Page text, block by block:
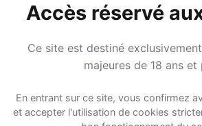
Accès réservé
Ce site est destiné
majeures de 18 ans et
En entrant sur ce site, vous confirmez
et accepter l'utilisation de cookies